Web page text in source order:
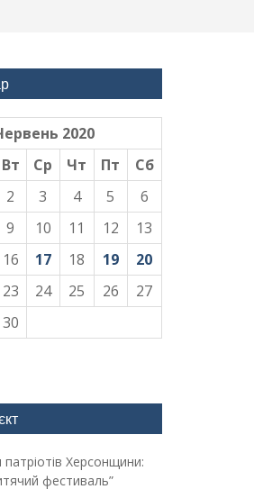
2020
Вт Ср Чт Пт
Сб
2 3 4 5
6
9 10 11 12
13
16 17 18 19
20
23 24 25 26
27
30
патріотів Херсонщини:
фестиваль”